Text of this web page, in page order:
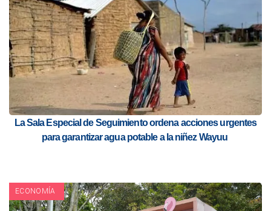
La Sala Especial de Seguimiento ordena acciones urgentes
para garantizar agua potable a la niñez Wayuu
ECONOMÍA